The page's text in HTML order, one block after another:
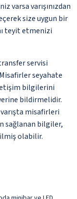
varsa varışınızdan
size uygun bir
teyit etmenizi
servisi
seyahate
bilgilerini
bildirmelidir.
misafirleri
sağlanan bilgiler,
olabilir.